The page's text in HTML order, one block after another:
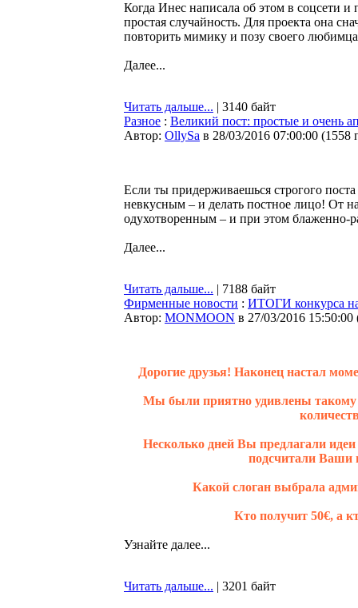
Когда Инес написала об этом в соцсети
простая случайность. Для проекта она
повторить мимику и позу своего
Далее...
Читать дальше... | 3140 байт
Разное : Великий пост: простые и очень
Автор: OllySa в 28/03/2016 07:00:00 (1558
Если ты придерживаешься строгого
невкусным – и делать постное лицо! От
одухотворенным – и при этом
Далее...
Читать дальше... | 7188 байт
Фирменные новости : ИТОГИ конкурса
Автор: MONMOON в 27/03/2016 15:50:00
Дорогие друзья! Наконец настал
Мы были приятно удивлены такому
Несколько дней Вы предлагали
подсчитали Ваши
Какой слоган выбрала
Кто получит 50€, а
Узнайте далее...
Читать дальше... | 3201 байт